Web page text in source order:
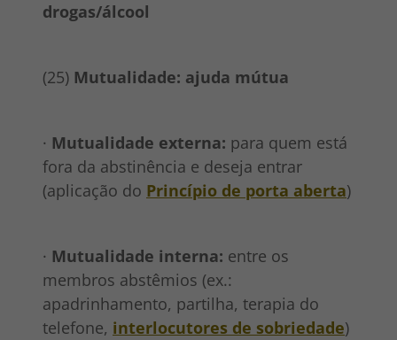
drogas/álcool
(25) Mutualidade: ajuda mútua
· Mutualidade externa: para quem está
fora da abstinência e deseja entrar
(aplicação do Princípio de porta aberta)
· Mutualidade interna: entre os
membros abstêmios (ex.:
apadrinhamento, partilha, terapia do
telefone, interlocutores de sobriedade)